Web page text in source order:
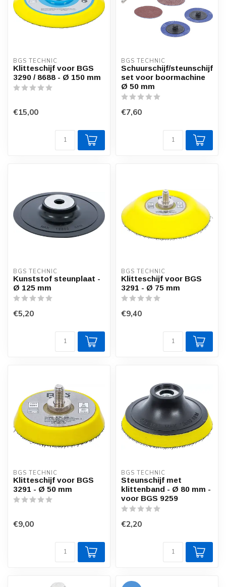
BGS TECHNIC
Klitteschijf voor BGS
3290 / 8688 - Ø 150 mm
€15,00
BGS TECHNIC
Schuurschijf/steunschijf
set voor boormachine
Ø 50 mm
€7,60
BGS TECHNIC
Kunststof steunplaat -
Ø 125 mm
€5,20
BGS TECHNIC
Klitteschijf voor BGS
3291 - Ø 75 mm
€9,40
BGS TECHNIC
Klitteschijf voor BGS
3291 - Ø 50 mm
€9,00
BGS TECHNIC
Steunschijf met
klittenband - Ø 80 mm -
voor BGS 9259
€2,20